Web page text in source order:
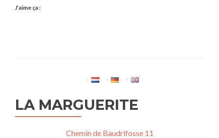
J’aime ça :
LA MARGUERITE
Chemin de Baudrifosse 11